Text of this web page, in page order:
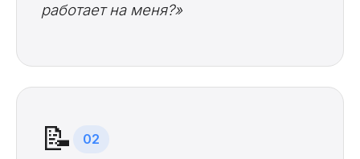
работает на меня?»
📝 02